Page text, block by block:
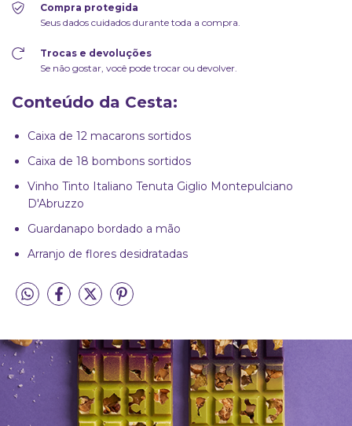
Compra protegida
Seus dados cuidados durante toda a compra.
Trocas e devoluções
Se não gostar, você pode trocar ou devolver.
Conteúdo da Cesta:
Caixa de 12 macarons sortidos
Caixa de 18 bombons sortidos
Vinho Tinto Italiano Tenuta Giglio Montepulciano
D'Abruzzo
Guardanapo bordado a mão
Arranjo de flores desidratadas